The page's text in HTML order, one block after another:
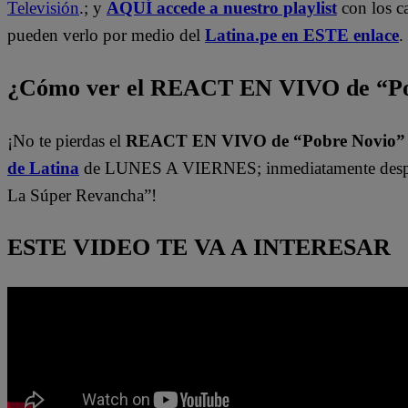
Televisión.; y AQUÍ accede a nuestro playlist con los
pueden verlo por medio del Latina.pe en ESTE enlace.
¿Cómo ver el REACT EN VIVO de
¡No te pierdas el REACT EN VIVO de “Pobre
de Latina de LUNES A VIERNES; inmediatamente
La Súper Revancha”!
ESTE VIDEO TE VA A INTERESAR